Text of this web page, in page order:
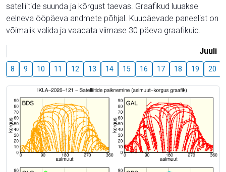
satelliitide suunda ja kõrgust taevas. Graafikud luuakse
eelneva ööpäeva andmete põhjal. Kuupäevade paneelist on
võimalik valida ja vaadata viimase 30 päeva graafikuid.
Juuli
8 9 10 11 12 13 14 15 16 17 18 19 20